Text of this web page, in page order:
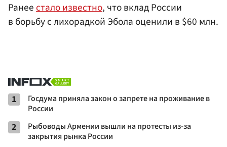
Ранеестало известно, что вклад России
в борьбу с лихорадкой Эбола оценили в $60 млн.
1
Госдума приняла закон о запрете на проживание в
России
2
Рыбоводы Армении вышли на протесты из-за
закрытия рынка России